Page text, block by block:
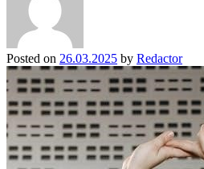
Posted on 26.03.2025 by Redactor